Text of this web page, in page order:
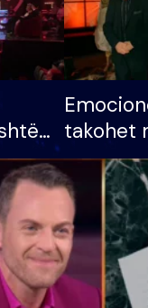
për
takohet
vajzën
S’kemi
apo jo?